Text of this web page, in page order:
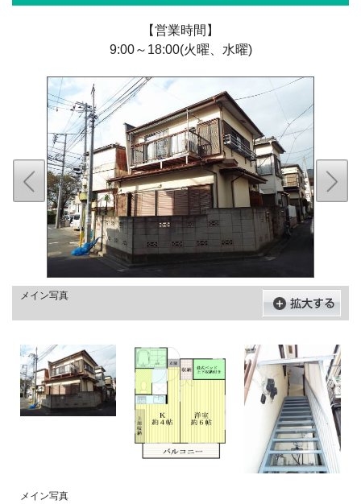
【営業時間】
9:00～18:00(火曜、水曜)
メイン写真
メイン写真